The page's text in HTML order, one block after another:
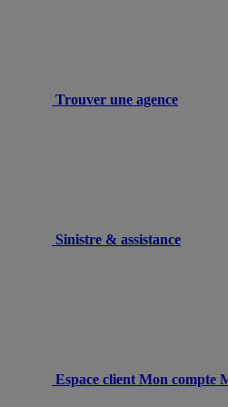
Trouver une agence
Sinistre & assistance
Espace client Mon compte